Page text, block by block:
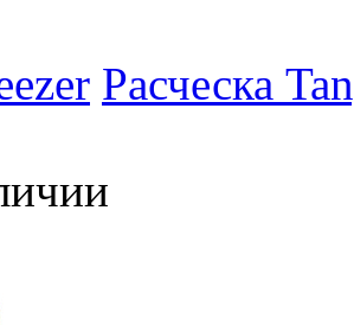
Расческа